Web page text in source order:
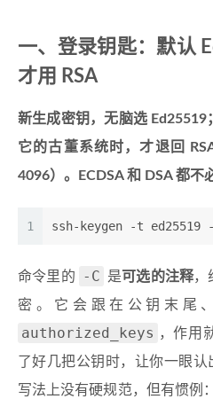
一、登录钥匙：默认
才用 RSA
新生成密钥，无脑选
它的古董系统时，才退回
4096）。ECDSA 和 DSA 都不
1 ssh-keygen -t ed25519
命令里的 -C 是可选的注释，
密。它会跟在公钥末尾
authorized_keys ，作用
了好几把公钥时，让你一眼认
写法上没有硬规范，但有惯例